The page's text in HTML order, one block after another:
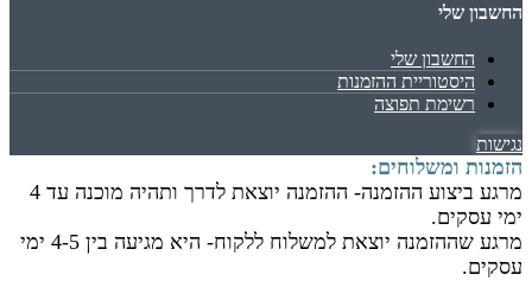
החשבון שלי
החשבון שלי
היסטוריית ההזמנות
רשימת תפוצה
נגישות
הזמנות ומשלוחים:
מרגע ביצוע ההזמנה- ההזמנה יוצאת לדרך ותהיה מוכנה עד 4
ימי עסקים.
מרגע שההזמנה יוצאת למשלוח ללקוח- היא מגיעה בין 4-5 ימי
עסקים.